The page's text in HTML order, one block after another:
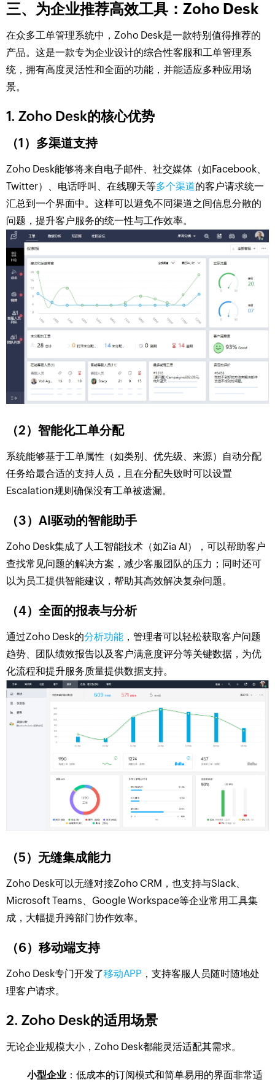
三、为企业推荐高效工具：Zoho Desk
在众多工单管理系统中，Zoho Desk是一款特别值得推荐的
产品。这是一款专为企业设计的综合性客服和工单管理系
统，拥有高度灵活性和全面的功能，并能适应多种应用场
景。
1. Zoho Desk的核心优势
（1）多渠道支持
Zoho Desk能够将来自电子邮件、社交媒体（如Facebook、
Twitter）、电话呼叫、在线聊天等多个渠道的客户请求统一
汇总到一个界面中。这样可以避免不同渠道之间信息分散的
问题，提升客户服务的统一性与工作效率。
（2）智能化工单分配
系统能够基于工单属性（如类别、优先级、来源）自动分配
任务给最合适的支持人员，且在分配失败时可以设置
Escalation规则确保没有工单被遗漏。
（3）AI驱动的智能助手
Zoho Desk集成了人工智能技术（如Zia AI），可以帮助客户
查找常见问题的解决方案，减少客服团队的压力；同时还可
以为员工提供智能建议，帮助其高效解决复杂问题。
（4）全面的报表与分析
通过Zoho Desk的分析功能 ，管理者可以轻松获取客户问题
趋势、团队绩效报告以及客户满意度评分等关键数据，为优
化流程和提升服务质量提供数据支持。
（5）无缝集成能力
Zoho Desk可以无缝对接Zoho CRM，也支持与Slack、
Microsoft Teams、Google Workspace等企业常用工具集
成，大幅提升跨部门协作效率。
（6）移动端支持
Zoho Desk专门开发了移动APP ，支持客服人员随时随地处
理客户请求。
2. Zoho Desk的适用场景
无论企业规模大小，Zoho Desk都能灵活适配其需求。
小型企业 ：低成本的订阅模式和简单易用的界面非常适